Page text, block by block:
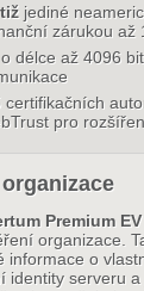
jediné
zárukou až
délce až 4096
certifikačních
pro
Premium EV
organizace.
informace o
identity serveru a